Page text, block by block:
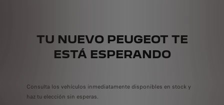
TU NUEVO PEUGEOT TE
ESTÁ ESPERANDO
Consulta los vehículos inmediatamente disponibles en stock y
haz tu elección sin esperas.